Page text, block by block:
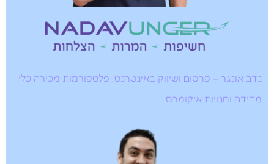
נדב אונגר – פרסום ושיווק באינטרנט, פלטפורמות מכירה כלי
מדידה וחנויות איקומרס